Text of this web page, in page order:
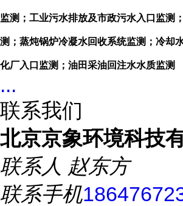
监测；工业污水排放及市政污水入口监测
测；蒸炖锅炉冷凝水回收系统监测；冷却
化厂入口监测；油田采油回注水水质监测
...
联系我们
北京京象环境科技
联系人 赵东方
联系手机